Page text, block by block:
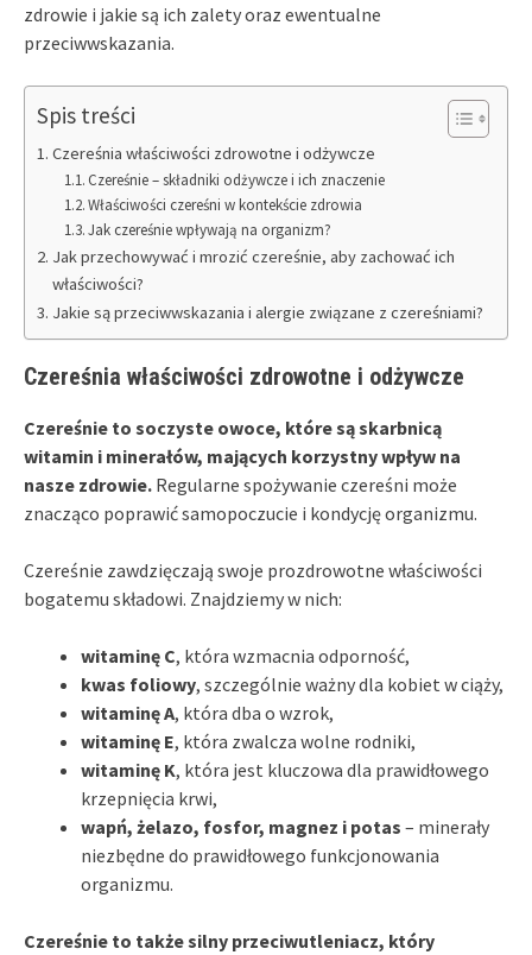
zdrowie i jakie są ich zalety oraz ewentualne
przeciwwskazania.
Spis treści
Czereśnia właściwości zdrowotne i odżywcze
Czereśnie – składniki odżywcze i ich znaczenie
Właściwości czereśni w kontekście zdrowia
Jak czereśnie wpływają na organizm?
Jak przechowywać i mrozić czereśnie, aby zachować ich
właściwości?
Jakie są przeciwwskazania i alergie związane z czereśniami?
Czereśnia właściwości zdrowotne i odżywcze
Czereśnie to soczyste owoce, które są skarbnicą
witamin i minerałów, mających korzystny wpływ na
nasze zdrowie. Regularne spożywanie czereśni może
znacząco poprawić samopoczucie i kondycję organizmu.
Czereśnie zawdzięczają swoje prozdrowotne właściwości
bogatemu składowi. Znajdziemy w nich:
witaminę C, która wzmacnia odporność,
kwas foliowy, szczególnie ważny dla kobiet w ciąży,
witaminę A, która dba o wzrok,
witaminę E, która zwalcza wolne rodniki,
witaminę K, która jest kluczowa dla prawidłowego
krzepnięcia krwi,
wapń, żelazo, fosfor, magnez i potas – minerały
niezbędne do prawidłowego funkcjonowania
organizmu.
Czereśnie to także silny przeciwutleniacz, który